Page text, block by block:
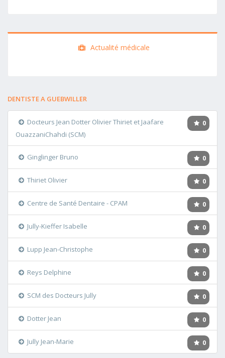
Actualité médicale
DENTISTE A GUEBWILLER
0
Docteurs Jean Dotter Olivier Thiriet et Jaafare
OuazzaniChahdi (SCM)
0
Ginglinger Bruno
0
Thiriet Olivier
0
Centre de Santé Dentaire - CPAM
0
Jully-Kieffer Isabelle
0
Lupp Jean-Christophe
0
Reys Delphine
0
SCM des Docteurs Jully
0
Dotter Jean
0
Jully Jean-Marie